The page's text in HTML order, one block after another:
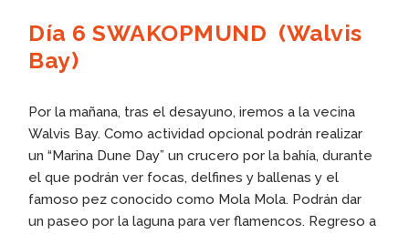
Día 6 SWAKOPMUND (Walvis
Bay)
Por la mañana, tras el desayuno, iremos a la vecina
Walvis Bay. Como actividad opcional podrán realizar
un “Marina Dune Day” un crucero por la bahía, durante
el que podrán ver focas, delfines y ballenas y el
famoso pez conocido como Mola Mola. Podrán dar
un paseo por la laguna para ver flamencos. Regreso a